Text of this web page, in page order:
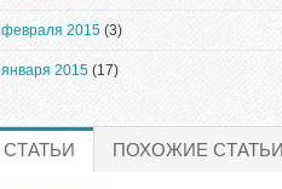
февраля 2015 (3)
января 2015 (17)
СТАТЬИ (АКТИВНАЯ ВКЛАДКА)
ПОХОЖИЕ СТАТЬИ